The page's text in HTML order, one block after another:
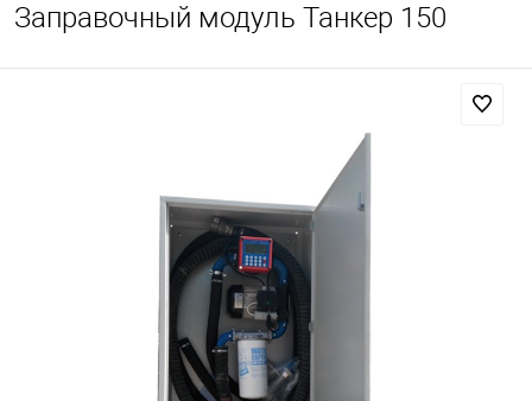
Заправочный модуль Танкер 150